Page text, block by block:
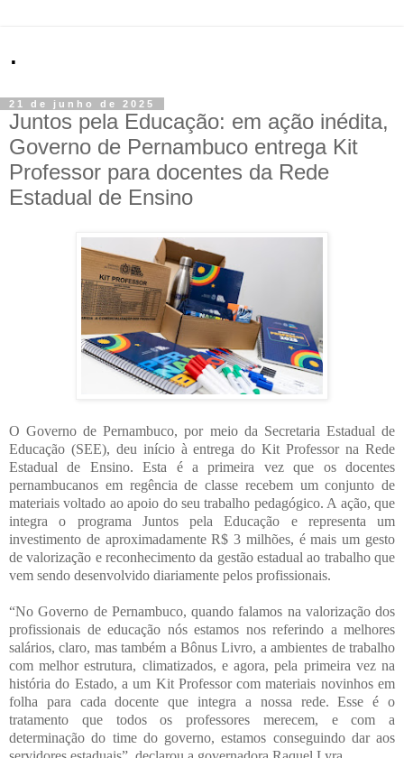
.
21 de junho de 2025
Juntos pela Educação: em ação inédita,
Governo de Pernambuco entrega Kit
Professor para docentes da Rede
Estadual de Ensino
O Governo de Pernambuco, por meio da Secretaria Estadual de
Educação (SEE), deu início à entrega do Kit Professor na Rede
Estadual de Ensino. Esta é a primeira vez que os docentes
pernambucanos em regência de classe recebem um conjunto de
materiais voltado ao apoio do seu trabalho pedagógico. A ação, que
integra o programa Juntos pela Educação e representa um
investimento de aproximadamente R$ 3 milhões, é mais um gesto
de valorização e reconhecimento da gestão estadual ao trabalho que
vem sendo desenvolvido diariamente pelos profissionais.
“No Governo de Pernambuco, quando falamos na valorização dos
profissionais de educação nós estamos nos referindo a melhores
salários, claro, mas também a Bônus Livro, a ambientes de trabalho
com melhor estrutura, climatizados, e agora, pela primeira vez na
história do Estado, a um Kit Professor com materiais novinhos em
folha para cada docente que integra a nossa rede. Esse é o
tratamento que todos os professores merecem, e com a
determinação do time do governo, estamos conseguindo dar aos